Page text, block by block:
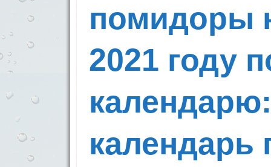
помидоры
2021 году
календарь